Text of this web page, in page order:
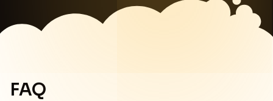
FAQ